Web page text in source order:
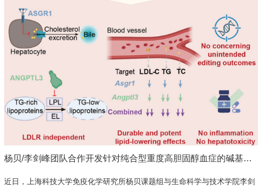
杨贝/李剑峰团队合作开发针对纯合型重度高胆固醇血症的碱基编
近日，上海科技大学免疫化学研究所杨贝课题组与生命科学与技术学院李剑